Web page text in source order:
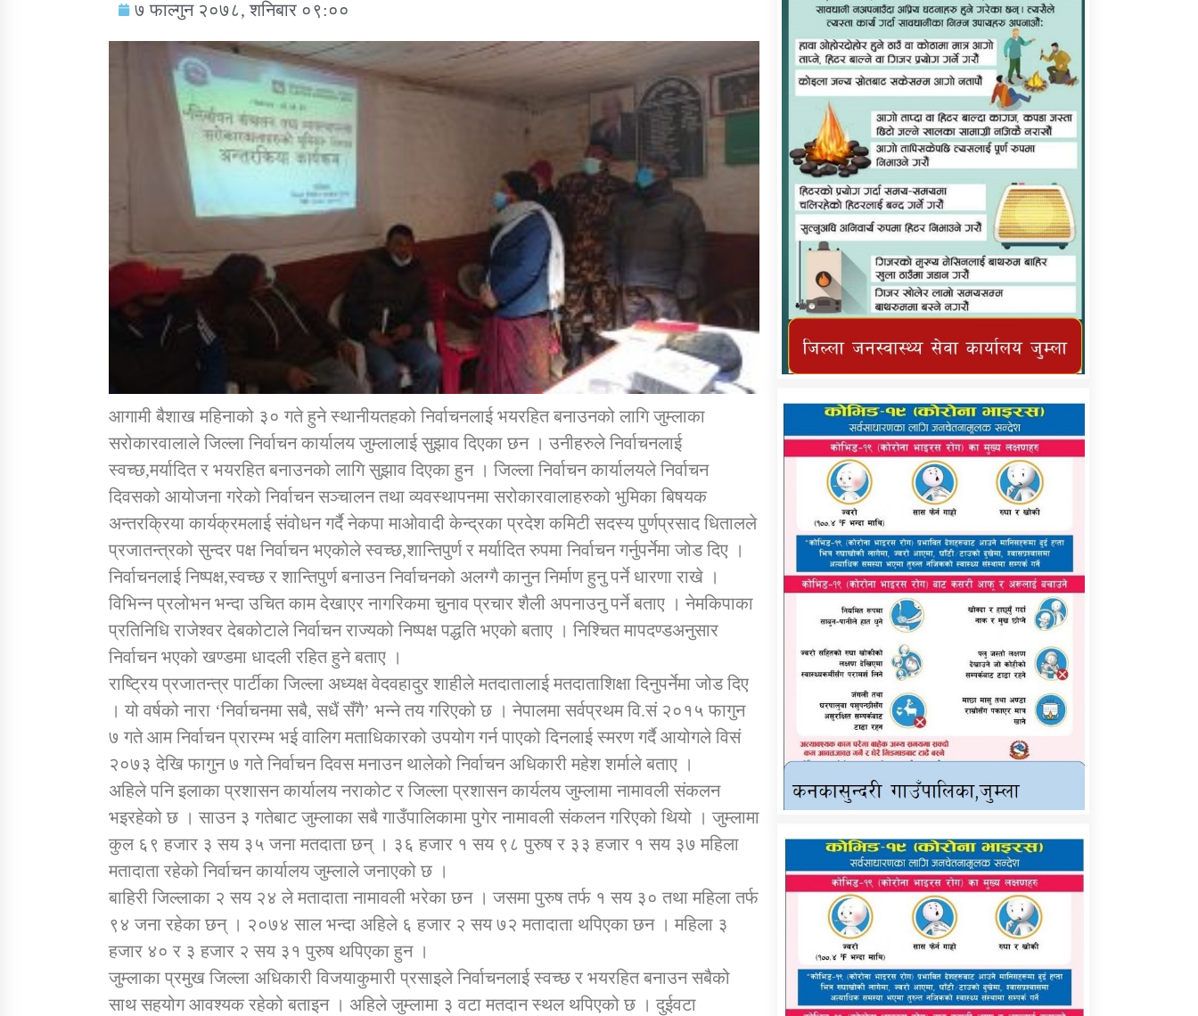
सामाजिक बिकास कार्यालय जुम्लाकाे सुचना कार्यक्रम कार्यान्वयन एकाई जुम्लाको सुचना कर्णाली प्राविधि शिक्षालय जुम्लाको सुचना
तातोपानी गाउँपालिकाको न्यायिक समिति सम्बन्धी
तातोपानी गाउँपालिका जुम्लाको महिला तथा
लैङ्गिक हिंसा सम्बन्धी सूचना सन्देश
तातोपानी गाउँपालिका जुम्लाको महिनावारी
तातोपानी गाउँपालिका जुम्लाको बालविवाह सन्देश तातोपानी गाउँपालिका जुम्लाको सूचना
७ फाल्गुन २०७८, शनिबार ०९:००
आगामी बैशाख महिनाको ३० गते हुने स्थानीयतहको निर्वाचनलाई भयरहित बनाउनको लागि जुम्लाका
सरोकारवालाले जिल्ला निर्वाचन कार्यालय जुम्लालाई सुझाव दिएका छन । उनीहरुले निर्वाचनलाई
स्वच्छ,मर्यादित र भयरहित बनाउनको लागि सुझाव दिएका हुन । जिल्ला निर्वाचन कार्यालयले निर्वाचन
दिवसको आयोजना गरेको निर्वाचन सञ्चालन तथा व्यवस्थापनमा सरोकारवालाहरुको भुमिका बिषयक
अन्तरक्रिया कार्यक्रमलाई संवोधन गर्दै नेकपा माओवादी केन्द्रका प्रदेश कमिटी सदस्य पुर्णप्रसाद धितालले
प्रजातन्त्रको सुन्दर पक्ष निर्वाचन भएकोले स्वच्छ,शान्तिपुर्ण र मर्यादित रुपमा निर्वाचन गर्नुपर्नेमा जोड दिए ।
निर्वाचनलाई निष्पक्ष,स्वच्छ र शान्तिपुर्ण बनाउन निर्वाचनको अलग्गै कानुन निर्माण हुनु पर्ने धारणा राखे ।
विभिन्न प्रलोभन भन्दा उचित काम देखाएर नागरिकमा चुनाव प्रचार शैली अपनाउनु पर्ने बताए । नेमकिपाका
प्रतिनिधि राजेश्वर देबकोटाले निर्वाचन राज्यको निष्पक्ष पद्धति भएको बताए । निश्चित मापदण्डअनुसार
निर्वाचन भएको खण्डमा धादली रहित हुने बताए ।
राष्ट्रिय प्रजातन्त्र पार्टीका जिल्ला अध्यक्ष वेदवहादुर शाहीले मतदातालाई मतदाताशिक्षा दिनुपर्नेमा जोड दिए
। यो वर्षको नारा ‘निर्वाचनमा सबै, सधैं सँगै’ भन्ने तय गरिएको छ । नेपालमा सर्वप्रथम वि.सं २०१५ फागुन
७ गते आम निर्वाचन प्रारम्भ भई वालिग मताधिकारको उपयोग गर्न पाएको दिनलाई स्मरण गर्दै आयोगले विसं
२०७३ देखि फागुन ७ गते निर्वाचन दिवस मनाउन थालेको निर्वाचन अधिकारी महेश शर्माले बताए ।
अहिले पनि इलाका प्रशासन कार्यालय नराकोट र जिल्ला प्रशासन कार्यलय जुम्लामा नामावली संकलन
भइरहेको छ । साउन ३ गतेबाट जुम्लाका सबै गाउँपालिकामा पुगेर नामावली संकलन गरिएको थियो । जुम्लामा
कुल ६९ हजार ३ सय ३५ जना मतदाता छन् । ३६ हजार १ सय ९८ पुरुष र ३३ हजार १ सय ३७ महिला
मतादाता रहेको निर्वाचन कार्यालय जुम्लाले जनाएको छ ।
बाहिरी जिल्लाका २ सय २४ ले मतादाता नामावली भरेका छन । जसमा पुरुष तर्फ १ सय ३० तथा महिला तर्फ
९४ जना रहेका छन् । २०७४ साल भन्दा अहिले ६ हजार २ सय ७२ मतादाता थपिएका छन । महिला ३
हजार ४० र ३ हजार २ सय ३१ पुरुष थपिएका हुन ।
जुम्लाका प्रमुख जिल्ला अधिकारी विजयाकुमारी प्रसाइले निर्वाचनलाई स्वच्छ र भयरहित बनाउन सबैको
साथ सहयोग आवश्यक रहेको बताइन । अहिले जुम्लामा ३ वटा मतदान स्थल थपिएको छ । दुईवटा